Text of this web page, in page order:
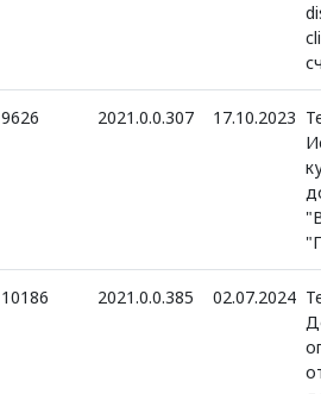
9626 2021.0.0.307 17.10.2023
10186 2021.0.0.385 02.07.2024